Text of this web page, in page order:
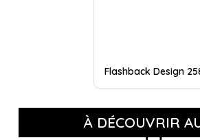
Flashback Design
À DÉCOUVRIR